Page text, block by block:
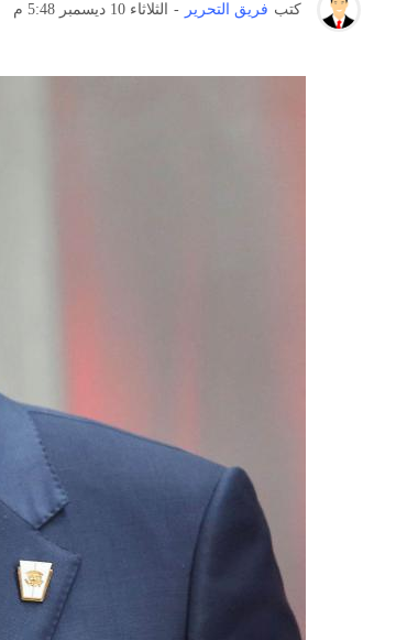
كتب فريق التحرير - الثلاثاء 10 ديسمبر 5:48 م